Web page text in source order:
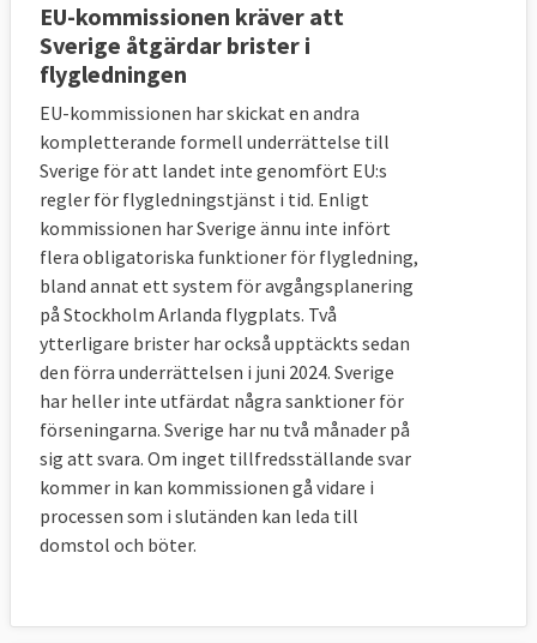
EU-kommissionen kräver att
Sverige åtgärdar brister i
flygledningen
EU-kommissionen har skickat en andra
kompletterande formell underrättelse till
Sverige för att landet inte genomfört EU:s
regler för flygledningstjänst i tid. Enligt
kommissionen har Sverige ännu inte infört
flera obligatoriska funktioner för flygledning,
bland annat ett system för avgångsplanering
på Stockholm Arlanda flygplats. Två
ytterligare brister har också upptäckts sedan
den förra underrättelsen i juni 2024. Sverige
har heller inte utfärdat några sanktioner för
förseningarna. Sverige har nu två månader på
sig att svara. Om inget tillfredsställande svar
kommer in kan kommissionen gå vidare i
processen som i slutänden kan leda till
domstol och böter.